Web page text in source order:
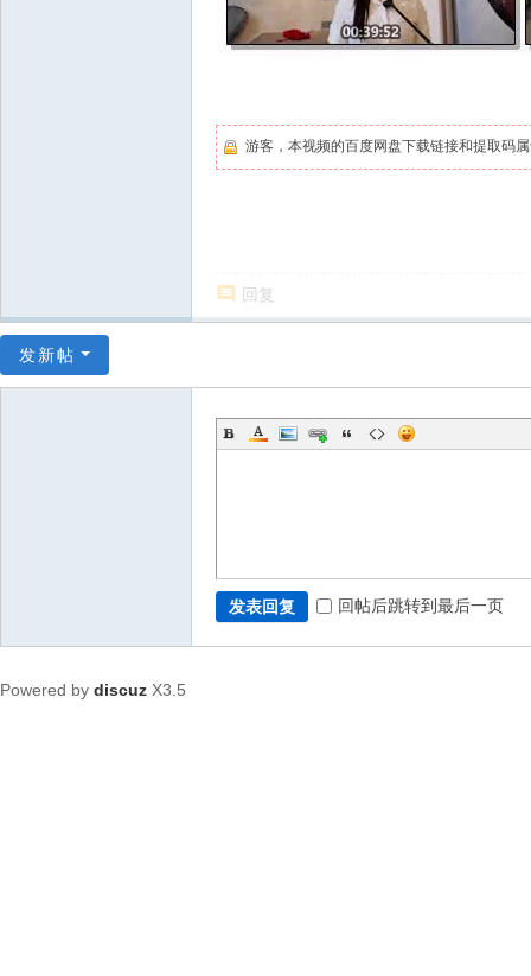
游客，本视频的百度网盘下载链接和提取码
回复
发新帖
发表回复 回帖后跳转到最后一页
Powered by discuz X3.5